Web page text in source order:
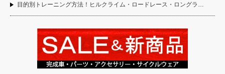
目的別トレーニング方法！ヒルクライム・ロードレース・ロングラ…